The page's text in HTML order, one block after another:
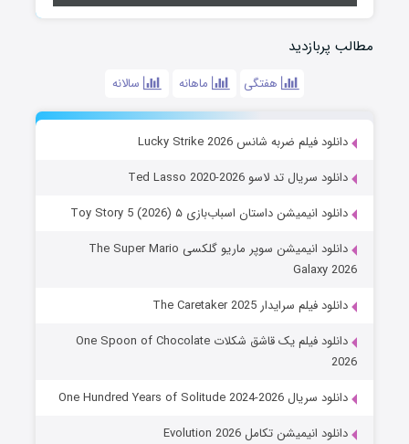
مطالب پربازدید
هفتگی ماهانه سالانه
دانلود فیلم ضربه شانس Lucky Strike 2026
دانلود سریال تد لاسو Ted Lasso 2020-2026
دانلود انیمیشن داستان اسباب‌بازی ۵ Toy Story 5 (2026)
دانلود انیمیشن سوپر ماریو گلکسی The Super Mario
Galaxy 2026
دانلود فیلم سرایدار The Caretaker 2025
دانلود فیلم یک قاشق شکلات One Spoon of Chocolate
2026
دانلود سریال One Hundred Years of Solitude 2024-2026
دانلود انیمیشن تکامل Evolution 2026